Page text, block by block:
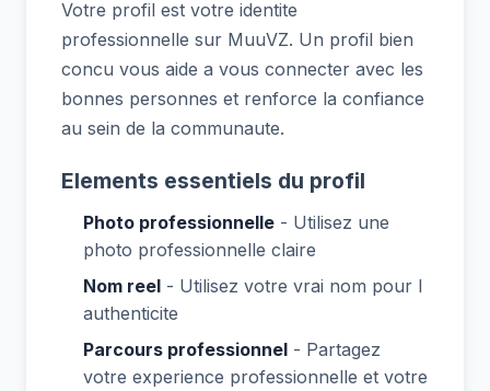
Votre profil est votre identite
professionnelle sur MuuVZ. Un profil bien
concu vous aide a vous connecter avec les
bonnes personnes et renforce la confiance
au sein de la communaute.
Elements essentiels du profil
Photo professionnelle - Utilisez une
photo professionnelle claire
Nom reel - Utilisez votre vrai nom pour l
authenticite
Parcours professionnel - Partagez
votre experience professionnelle et votre